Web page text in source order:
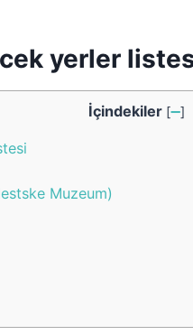
yerler
İçindekiler [➖]
Muzeum)